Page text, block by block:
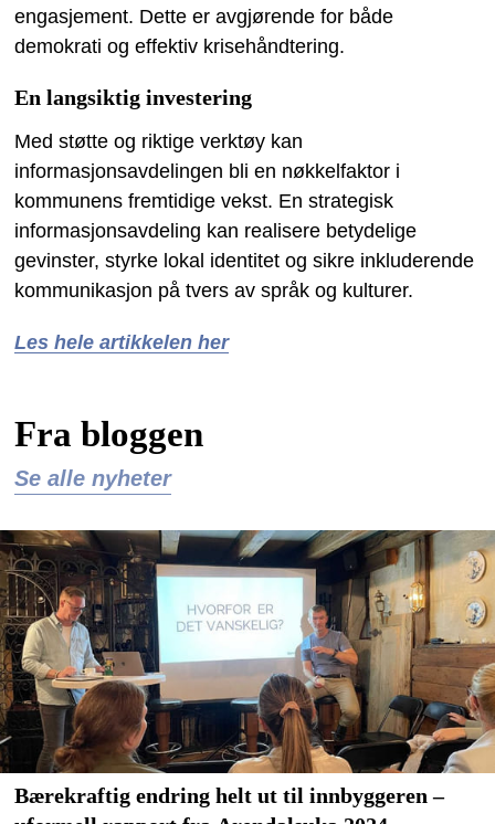
engasjement. Dette er avgjørende for både
demokrati og effektiv krisehåndtering.
En langsiktig investering
Med støtte og riktige verktøy kan
informasjonsavdelingen bli en nøkkelfaktor i
kommunens fremtidige vekst. En strategisk
informasjonsavdeling kan realisere betydelige
gevinster, styrke lokal identitet og sikre inkluderende
kommunikasjon på tvers av språk og kulturer.
Les hele artikkelen her
Fra bloggen
Se alle nyheter
Bærekraftig endring helt ut til innbyggeren –